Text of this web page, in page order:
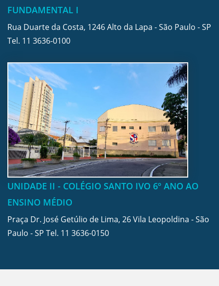
FUNDAMENTAL I
Rua Duarte da Costa, 1246 Alto da Lapa - São Paulo - SP
Tel. 11 3636-0100
UNIDADE II - COLÉGIO SANTO IVO 6º ANO AO
ENSINO MÉDIO
Praça Dr. José Getúlio de Lima, 26 Vila Leopoldina - São
Paulo - SP Tel. 11 3636-0150